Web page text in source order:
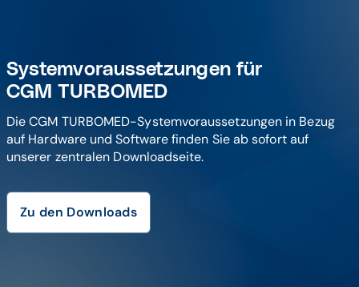
Systemvoraussetzungen für
CGM TURBOMED
Die CGM TURBOMED-Systemvoraussetzungen in Bezug
auf Hardware und Software finden Sie ab sofort auf
unserer zentralen Downloadseite.
Zu den Downloads